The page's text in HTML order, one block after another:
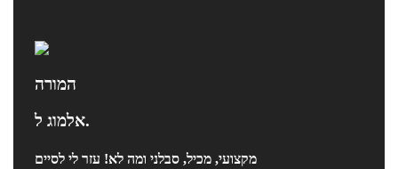
המורה
אלמוג ל.
מקצועי, מכיל, סבלני ומה לא! עזר לי לסיים